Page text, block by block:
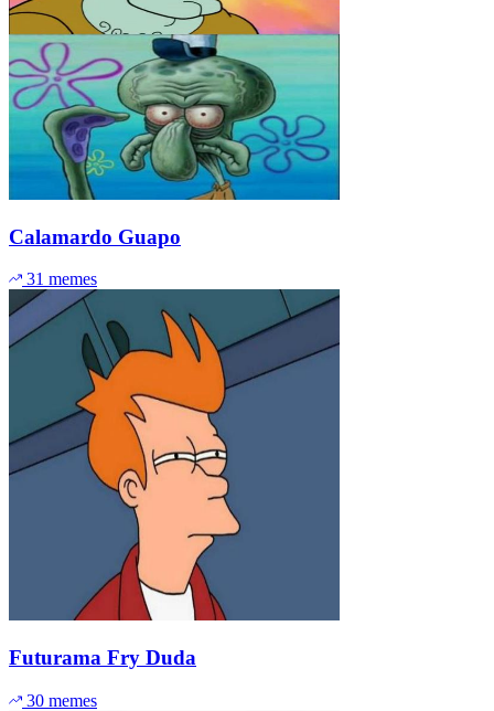
Calamardo Guapo
31 memes
Futurama Fry Duda
30 memes